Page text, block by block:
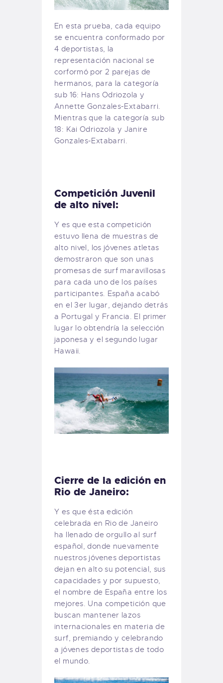
En esta prueba, cada equipo
se encuentra conformado por
4 deportistas, la
representación nacional se
corformó por 2 parejas de
hermanos, para la categoría
sub 16: Hans Odriozola y
Annette Gonzales-Extabarri.
Mientras que la categoría sub
18: Kai Odriozola y Janire
Gonzales-Extabarri.
Competición Juvenil
de alto nivel:
Y es que esta competición
estuvo llena de muestras de
alto nivel, los jóvenes atletas
demostraron que son unas
promesas de surf maravillosas
para cada uno de los países
participantes. España acabó
en el 3er lugar, dejando detrás
a Portugal y Francia. El primer
lugar lo obtendría la selección
japonesa y el segundo lugar
Hawaii.
Cierre de la edición en
Rio de Janeiro:
Y es que ésta edición
celebrada en Rio de Janeiro
ha llenado de orgullo al surf
español, donde nuevamente
nuestros jóvenes deportistas
dejan en alto su potencial, sus
capacidades y por supuesto,
el nombre de España entre los
mejores. Una competición que
buscan mantener lazos
internacionales en materia de
surf, premiando y celebrando
a jóvenes deportistas de todo
el mundo.